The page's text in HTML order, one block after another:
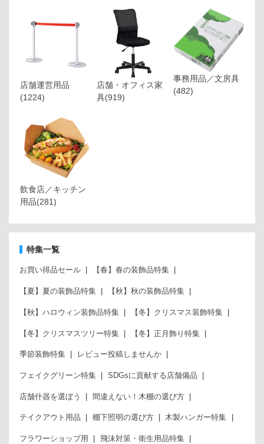
店舗運営用品
(1224)
店舗・オフィス家
具(919)
事務用品／文房具
(482)
飲食店／キッチン
用品(281)
特集一覧
お買い得品セール 【春】春の装飾品特集
【夏】夏の装飾品特集 【秋】秋の装飾品特集
【秋】ハロウィン装飾品特集 【冬】クリスマス装飾特集
【冬】クリスマスツリー特集 【冬】正月飾り特集
季節装飾特集 レビュー投稿しませんか
フェイクグリーン特集 SDGsに貢献する店舗備品
店舗什器を選ぼう 間違えない！木棚の選び方
テイクアウト用品 棚下照明の選び方 木製ハンガー特集
フラワーショップ用 飛沫対策・衛生用品特集